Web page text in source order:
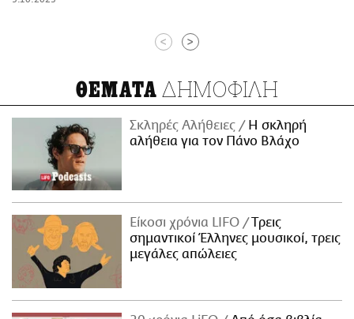
< >
ΘΕΜΑΤΑ ΔΗΜΟΦΙΛΗ
Σκληρές Αλήθειες
H σκληρή
αλήθεια για τον Πάνο Βλάχο
Είκοσι χρόνια LIFO
Tρεις
σημαντικοί Έλληνες μουσικοί, τρεις
μεγάλες απώλειες